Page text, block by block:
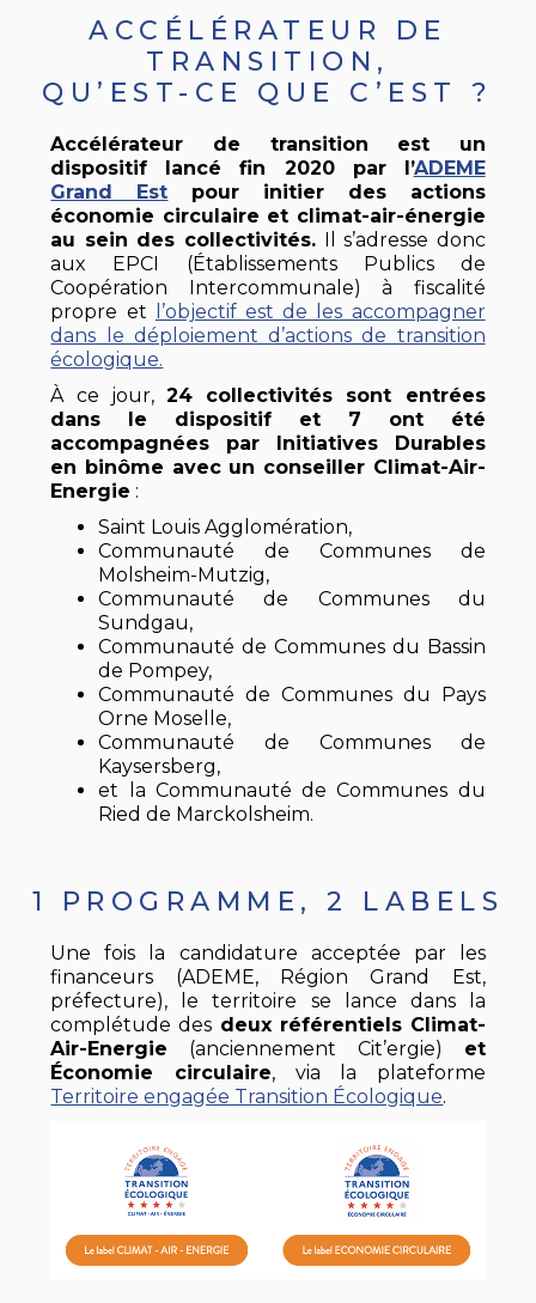
ACCÉLÉRATEUR DE
TRANSITION,
QU’EST-CE QUE C’EST ?
Accélérateur de transition est un
dispositif lancé fin 2020 par l’ADEME
Grand Est
pour initier des actions
économie circulaire et climat-air-énergie
au sein des collectivités. Il s’adresse donc
aux EPCI (Établissements Publics de
Coopération Intercommunale) à fiscalité
propre et
l’objectif est de les accompagner
dans le déploiement d’actions de transition
écologique.
À ce jour, 24 collectivités sont entrées
dans le dispositif et 7 ont été
accompagnées par Initiatives Durables
en binôme avec un conseiller Climat-Air-
Energie :
Saint Louis Agglomération,
Communauté de Communes de
Molsheim-Mutzig,
Communauté de Communes du
Sundgau,
Communauté de Communes du Bassin
de Pompey,
Communauté de Communes du Pays
Orne Moselle,
Communauté de Communes de
Kaysersberg,
et la Communauté de Communes du
Ried de Marckolsheim.
1 PROGRAMME, 2 LABELS
Une fois la candidature acceptée par les
financeurs (ADEME, Région Grand Est,
préfecture), le territoire se lance dans la
complétude des deux référentiels Climat-
Air-Energie (anciennement Cit’ergie) et
Économie circulaire, via la plateforme
Territoire engagée Transition Écologique.